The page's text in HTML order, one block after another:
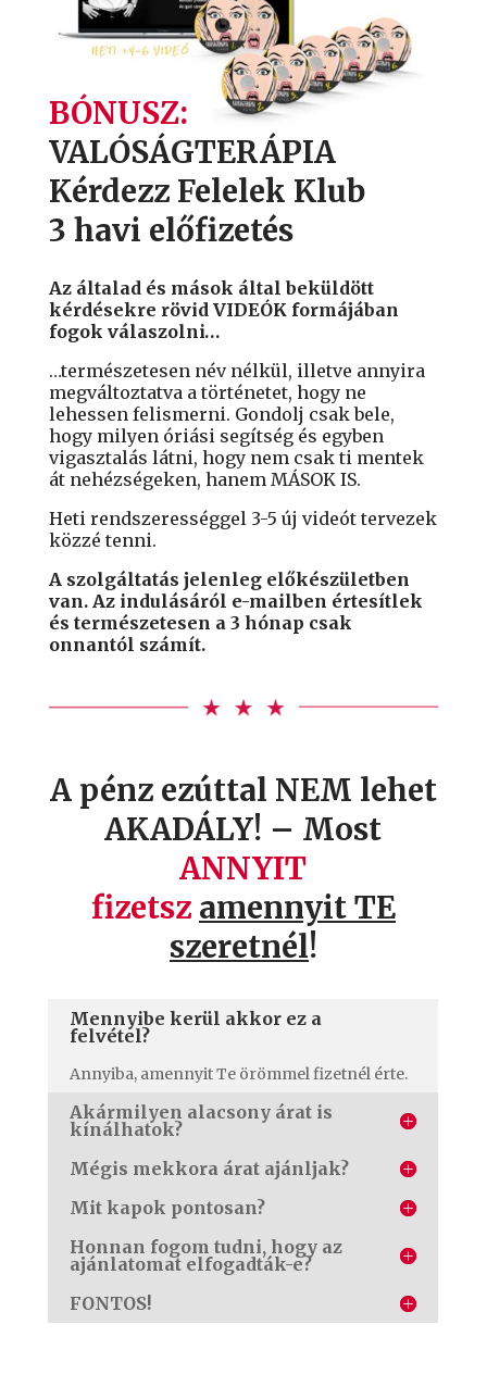
BÓNUSZ:
VALÓSÁGTERÁPIA
Kérdezz Felelek Klub
3 havi előfizetés
Az általad és mások által beküldött
kérdésekre rövid VIDEÓK formájában
fogok válaszolni…
…természetesen név nélkül, illetve annyira
megváltoztatva a történetet, hogy ne
lehessen felismerni. Gondolj csak bele,
hogy milyen óriási segítség és egyben
vigasztalás látni, hogy nem csak ti mentek
át nehézségeken, hanem MÁSOK IS.
Heti rendszerességgel 3-5 új videót tervezek
közzé tenni.
A szolgáltatás jelenleg előkészületben
van. Az indulásáról e-mailben értesítlek
és természetesen a 3 hónap csak
onnantól számít.
A pénz ezúttal NEM lehet
AKADÁLY! – Most
ANNYIT
fizetsz amennyit TE
szeretnél!
Mennyibe kerül akkor ez a
felvétel?
Annyiba, amennyit Te örömmel fizetnél érte.
Akármilyen alacsony árat is
kínálhatok?
Mégis mekkora árat ajánljak?
Mit kapok pontosan?
Honnan fogom tudni, hogy az
ajánlatomat elfogadták-e?
FONTOS!